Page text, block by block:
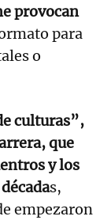
provocan
para
o
culturas”,
que
y los
s,
empezaron